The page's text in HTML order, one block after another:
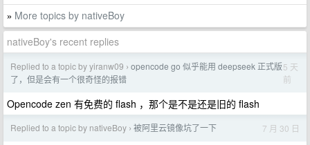
» More topics by nativeBoy
nativeBoy's recent replies
Replied to a topic by yiranw09 › opencode go 似乎能用 deepseek 正式版
了，但是会有一个很奇怪的报错
5 天
前
Opencode zen 有免费的 flash ，那个是不是还是旧的 flash
Replied to a topic by nativeBoy › 被阿里云镜像坑了一下 7 月 30 日